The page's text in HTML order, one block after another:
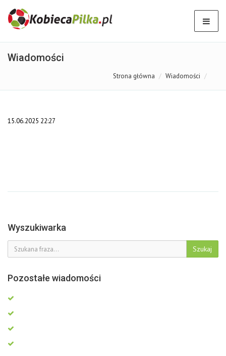
Wiadomości
Strona główna Wiadomości
15.06.2025 22:27
Wyszukiwarka
Szukaj
Pozostałe wiadomości